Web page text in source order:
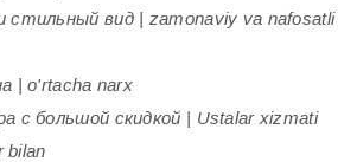
стильный вид | zamonaviy va nafosatli
| o'rtacha narx
с большой скидкой | Ustalar xizmati
bilan